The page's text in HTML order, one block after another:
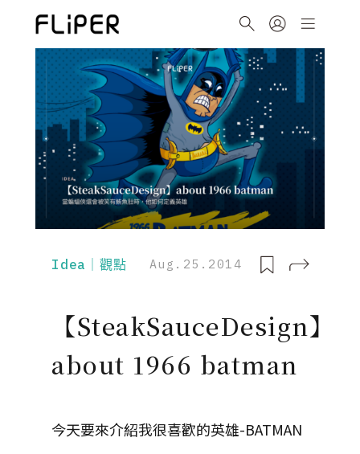
Idea｜觀點 Aug.25.2014
【SteakSauceDesign】
about 1966 batman
今天要來介紹我很喜歡的英雄-BATMAN